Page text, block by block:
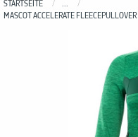
STARTSEITE
...
MASCOT ACCELERATE